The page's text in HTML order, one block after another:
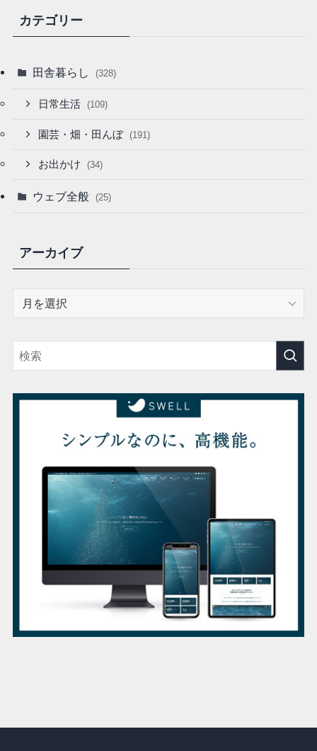
カテゴリー
田舎暮らし (328)
日常生活 (109)
園芸・畑・田んぼ (191)
お出かけ (34)
ウェブ全般 (25)
アーカイブ
イ